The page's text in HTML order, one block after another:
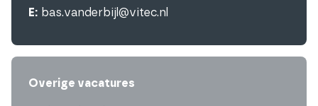
E: bas.vanderbijl@vitec.nl
Overige vacatures